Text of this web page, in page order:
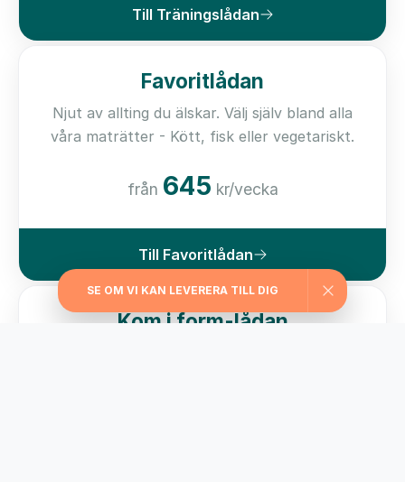
Till Träningslådan
Favoritlådan
Njut av allting du älskar. Välj själv bland alla
våra maträtter - Kött, fisk eller vegetariskt.
från 645 kr/vecka
Till Favoritlådan
Kom i form-lådan
SE OM VI KAN LEVERERA TILL DIG